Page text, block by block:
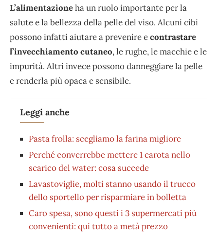
L’alimentazioneha un ruolo importante per la
salute e la bellezza della pelle del viso. Alcuni cibi
possono infatti aiutare a prevenire econtrastare
l’invecchiamento cutaneo, le rughe, le macchie e le
impurità. Altri invece possono danneggiare la pelle
e renderla più opaca e sensibile.
Leggi anche
Pasta frolla: scegliamo la farina migliore
Perché converrebbe mettere 1 carota nello
scarico del water: cosa succede
Lavastoviglie, molti stanno usando il trucco
dello sportello per risparmiare in bolletta
Caro spesa, sono questi i 3 supermercati più
convenienti: qui tutto a metà prezzo